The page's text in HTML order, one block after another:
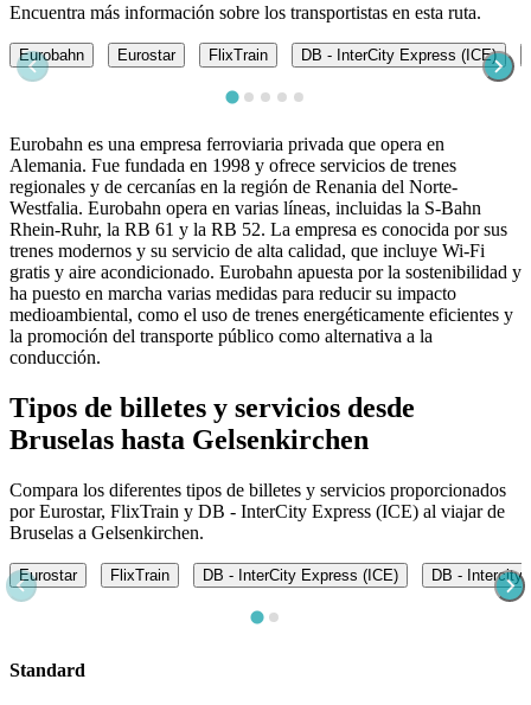
Encuentra más información sobre los transportistas en esta ruta.
Eurobahn Eurostar FlixTrain DB - InterCity Express (ICE)
Eurobahn es una empresa ferroviaria privada que opera en
Alemania. Fue fundada en 1998 y ofrece servicios de trenes
regionales y de cercanías en la región de Renania del Norte-
Westfalia. Eurobahn opera en varias líneas, incluidas la S-Bahn
Rhein-Ruhr, la RB 61 y la RB 52. La empresa es conocida por sus
trenes modernos y su servicio de alta calidad, que incluye Wi-Fi
gratis y aire acondicionado. Eurobahn apuesta por la sostenibilidad y
ha puesto en marcha varias medidas para reducir su impacto
medioambiental, como el uso de trenes energéticamente eficientes y
la promoción del transporte público como alternativa a la
conducción.
Tipos de billetes y servicios desde
Bruselas hasta Gelsenkirchen
Compara los diferentes tipos de billetes y servicios proporcionados
por Eurostar, FlixTrain y DB - InterCity Express (ICE) al viajar de
Bruselas a Gelsenkirchen.
Eurostar FlixTrain DB - InterCity Express (ICE) DB - Intercity
Standard